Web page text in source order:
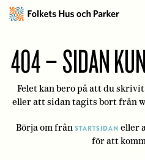
404 – SIDAN
Felet kan bero på att du
eller att sidan tagits bort från
Börja om från STARTSIDAN eller
för att